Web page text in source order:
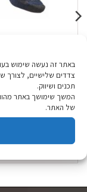
צדדים שלישיים, לצורך
תכנים ושיווק.
המשך שימושך באתר
של האתר.
נייבי
₪ 39.90
זה
מספר